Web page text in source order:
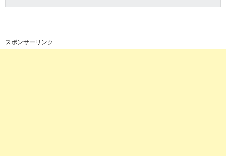
スポンサーリンク